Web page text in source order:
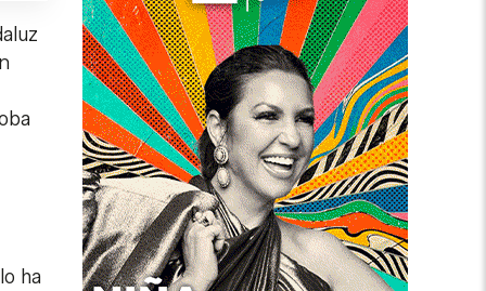
ha